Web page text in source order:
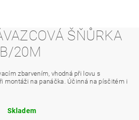
ŠŇŮRKA
20M
zbarvením, vhodná při lovu s
montáži na panáčka. Účinná na písčitém i
Skladem